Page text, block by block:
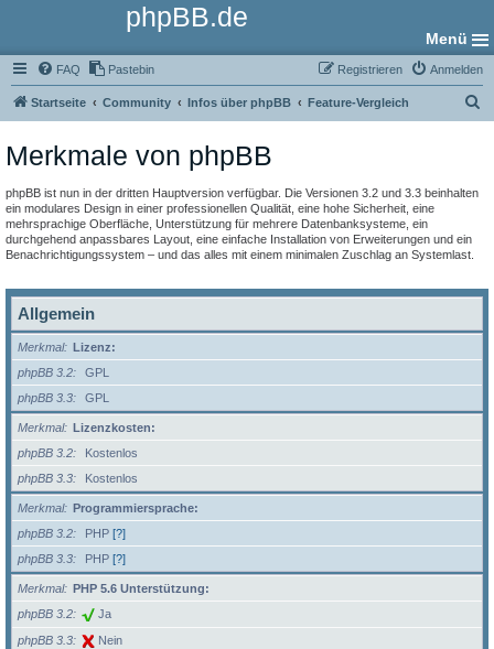
phpBB.de
Menü
FAQ Pastebin Anmelden
Registrieren
Startseite Community Infos über phpBB Feature-Vergleich
Merkmale von phpBB
phpBB ist nun in der dritten Hauptversion verfügbar. Die Versionen 3.2 und 3.3 beinhalten
ein modulares Design in einer professionellen Qualität, eine hohe Sicherheit, eine
mehrsprachige Oberfläche, Unterstützung für mehrere Datenbanksysteme, ein
durchgehend anpassbares Layout, eine einfache Installation von Erweiterungen und ein
Benachrichtigungssystem – und das alles mit einem minimalen Zuschlag an Systemlast.
Allgemein
Merkmal
Lizenz:
phpBB 3.2
GPL
phpBB 3.3
GPL
Merkmal
Lizenzkosten:
phpBB 3.2
Kostenlos
phpBB 3.3
Kostenlos
Merkmal
Programmiersprache:
phpBB 3.2
PHP [?]
phpBB 3.3
PHP [?]
Merkmal
PHP 5.6 Unterstützung:
phpBB 3.2
Ja
phpBB 3.3 Nein